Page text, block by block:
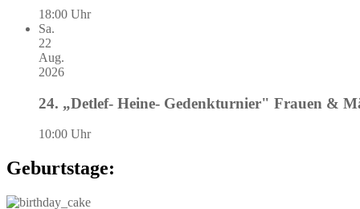
18:00 Uhr
Sa.
22
Aug.
2026
24. „Detlef- Heine- Gedenkturnier" Frauen &
10:00 Uhr
Geburtstage: